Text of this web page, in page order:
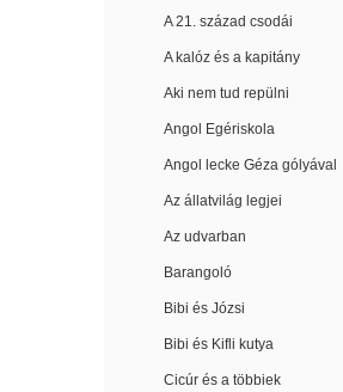
A 21. század csodái
A kalóz és a kapitány
Aki nem tud repülni
Angol Egériskola
Angol lecke Géza gólyával
Az állatvilág legjei
Az udvarban
Barangoló
Bibi és Józsi
Bibi és Kifli kutya
Cicúr és a többiek